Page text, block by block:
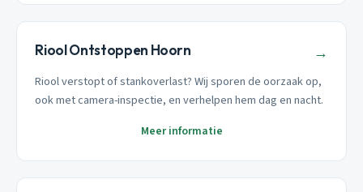
Riool Ontstoppen Hoorn →
Riool verstopt of stankoverlast? Wij sporen de oorzaak op,
ook met camera-inspectie, en verhelpen hem dag en nacht.
Meer informatie